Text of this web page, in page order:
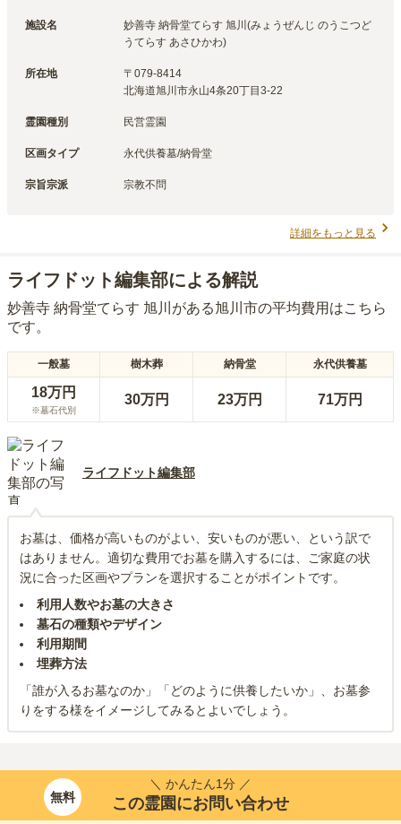
施設名
妙善寺 納骨堂てらす 旭川(みょうぜんじ のうこつど
うてらす あさひかわ)
所在地 〒 079-8414
北海道旭川市永山4条20丁目3-22
霊園種別 民営霊園
区画タイプ 永代供養墓/納骨堂
宗旨宗派 宗教不問
詳細をもっと見る
ライフドット編集部による解説
妙善寺 納骨堂てらす 旭川 がある旭川市の平均費用はこちら
です。
一般墓 樹木葬 納骨堂 永代供養墓
18万円
※墓石代別
30万円 23万円 71万円
ライフドット編集部
お墓は、価格が高いものがよい、安いものが悪い、という訳で
はありません。適切な費用でお墓を購入するには、ご家庭の状
況に合った区画やプランを選択することがポイントです。
利用人数やお墓の大きさ
墓石の種類やデザイン
利用期間
埋葬方法
「誰が入るお墓なのか」「どのように供養したいか」、お墓参
りをする様をイメージしてみるとよいでしょう。
無料
＼ かんたん1分 ／
この霊園にお問い合わせ